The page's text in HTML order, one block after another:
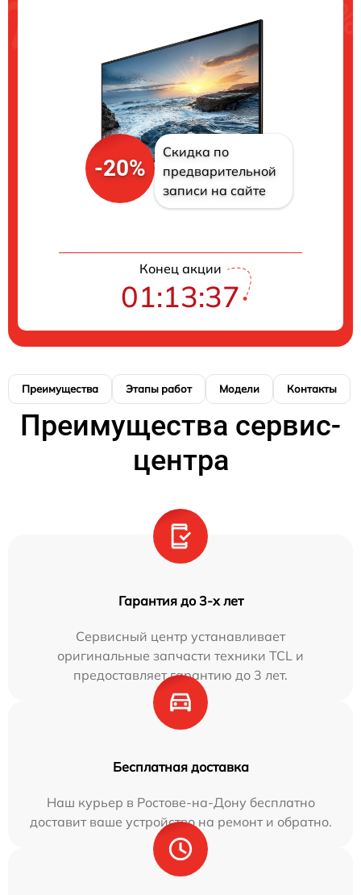
-20%
Скидка по
предварительной
записи на сайте
Конец акции
01:13:36
Преимущества Этапы работ Модели Контакты
Преимущества сервис-
центра
Гарантия до 3-х лет
Сервисный центр устанавливает
оригинальные запчасти техники TCL и
предоставляет гарантию до 3 лет.
Бесплатная доставка
Наш курьер в Ростове-на-Дону бесплатно
доставит ваше устройство на ремонт и обратно.